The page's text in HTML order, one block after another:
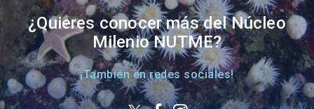
¿Quieres conocer más del Núcleo
Milenio NUTME?
¡También en redes sociales!